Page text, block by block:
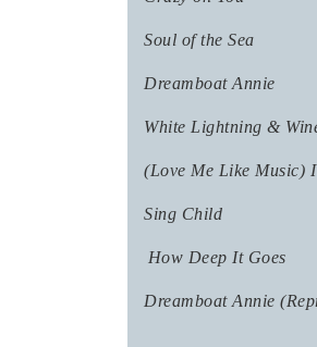
Soul of the Sea
Dreamboat Annie
White Lightning &
(Love Me Like Music)
Sing Child
How Deep It Goes
Dreamboat Annie